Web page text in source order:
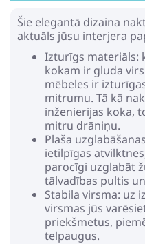
Šie elegantā dizaina
aktuāls jūsu interjera
Izturīgs materiāls:
kokam ir gluda
mēbeles ir
mitrumu. Tā kā
inženierijas koka,
mitru drāniņu.
Plaša
ietilpīgas
parocīgi uzglabāt
tālvadības pultis
Stabila virsma: uz
virsmas jūs
priekšmetus,
telpaugus.